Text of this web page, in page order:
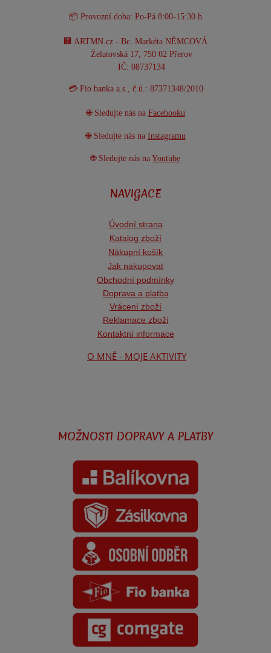
📦 Provozní doba: Po-Pá 8:00-15:30 h
🏢 ARTMN.cz - Bc. Markéta NĚMCOVÁ
Želatovská 17, 750 02 Přerov
IČ: 08737134
💳 Fio banka a.s., č.ú.: 87371348/2010
🌐 Sledujte nás na Facebooku
🌐 Sledujte nás na Instagramu
🌐 Sledujte nás na Youtube
NAVIGACE
Úvodní strana
Katalog zboží
Nákupní košík
Jak nakupovat
Obchodní podmínky
Doprava a platba
Vrácení zboží
Reklamace zboží
Kontaktní informace
O MNĚ - MOJE AKTIVITY
MOŽNOSTI DOPRAVY A PLATBY